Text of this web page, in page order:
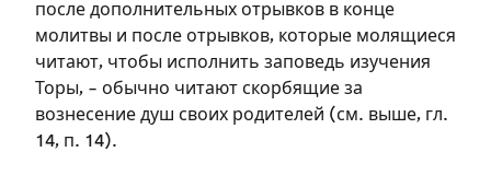
после дополнительных отрывков в конце
молитвы и после отрывков, которые молящиеся
читают, чтобы исполнить заповедь изучения
Торы, – обычно читают скорбящие за
вознесение душ своих родителей (см. выше, гл.
14, п. 14).